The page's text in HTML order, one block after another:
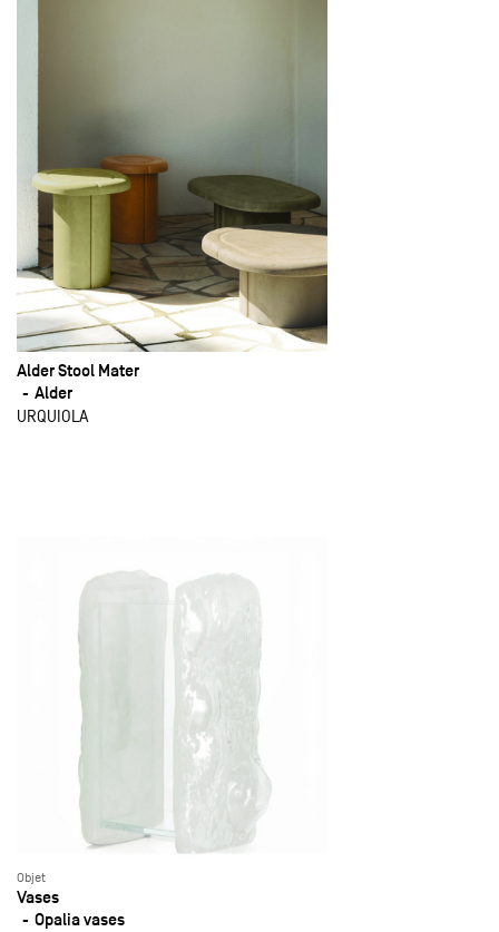
Alder Stool Mater
Alder
URQUIOLA
Objet
Vases
Opalia vases